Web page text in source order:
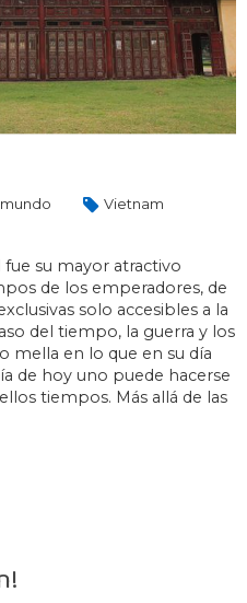
Vietnam
fue su mayor atractivo
de los emperadores, de
solo accesibles a la
del tiempo, la guerra y los
mella en lo que en su día
de hoy uno puede hacerse
tiempos. Más allá de las